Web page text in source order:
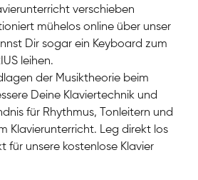
verschieben
mühelos online über unser
Dir sogar ein Keyboard zum
leihen.
der Musiktheorie beim
Deine Klaviertechnik und
für Rhythmus, Tonleitern und
Klavierunterricht. Leg direkt los
für unsere kostenlose Klavier